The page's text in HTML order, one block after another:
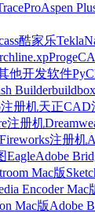
Aspen
酷家乐Tekla
他开发软件
Builderbuildbox
注册机天正CAD
注册机
Fireworks注册机
EagleAdobe
Mac版
Encoder Mac
Mac版Adobe